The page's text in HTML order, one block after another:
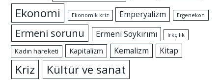
Ekonomi Ekonomik kriz Emperyalizm Ergenekon
Ermeni sorunu Ermeni Soykırımı Irkçılık
Kadın hareketi Kapitalizm Kemalizm Kitap
Kriz Kültür ve sanat